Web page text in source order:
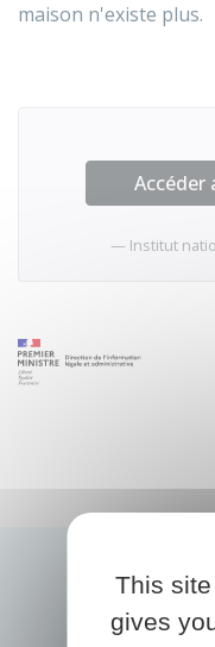
maison n'existe plus.
Accéder
Institut
This
gives